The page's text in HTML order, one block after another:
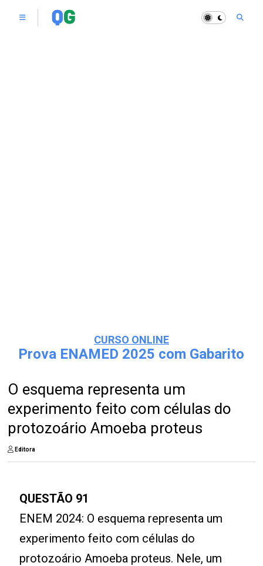
CURSO ONLINE
Prova ENAMED 2025 com Gabarito
O esquema representa um
experimento feito com células do
protozoário Amoeba proteus
Editora
QUESTÃO 91
ENEM 2024: O esquema representa um
experimento feito com células do
protozoário Amoeba proteus. Nele, um